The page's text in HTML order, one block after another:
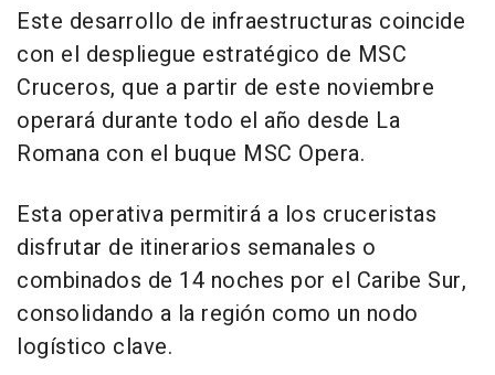
Este desarrollo de infraestructuras coincide
con el despliegue estratégico de MSC
Cruceros, que a partir de este noviembre
operará durante todo el año desde La
Romana con el buque MSC Opera.
Esta operativa permitirá a los cruceristas
disfrutar de itinerarios semanales o
combinados de 14 noches por el Caribe Sur,
consolidando a la región como un nodo
logístico clave.